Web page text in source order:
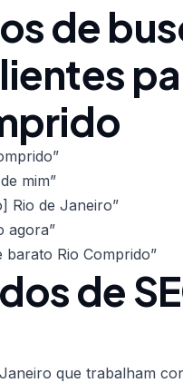
de
mim”
Rio de Janeiro”
agora”
Rio Comprido”
de
que trabalham